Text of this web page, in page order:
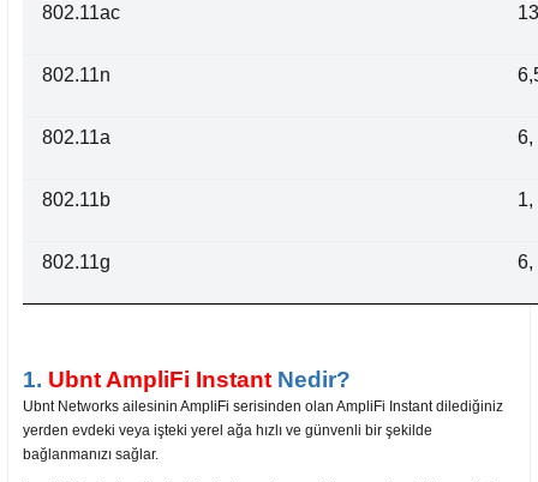
802.11ac
802.11n
802.11a 6,
802.11b 1,
802.11g 6,
1. Ubnt AmpliFi Instant Nedir?
Ubnt Networks ailesinin AmpliFi serisinden olan AmpliFi Instant dilediğiniz
yerden evdeki veya işteki yerel ağa hızlı ve günvenli bir şekilde
bağlanmanızı sağlar.